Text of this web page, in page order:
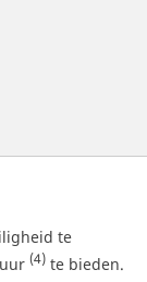
te
(4) te bieden.